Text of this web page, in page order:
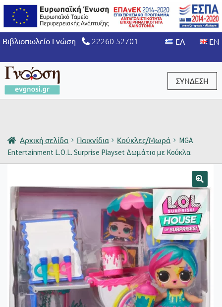
Βιβλιοπωλείο Γνώση 22260 52701
ΣΥΝΔΕΣΗ
Αρχική σελίδα Παιχνίδια Κούκλες/Μωρά
MGA
Entertainment L.O.L. Surprise Playset Δωμάτιο με Κούκλα
🔍